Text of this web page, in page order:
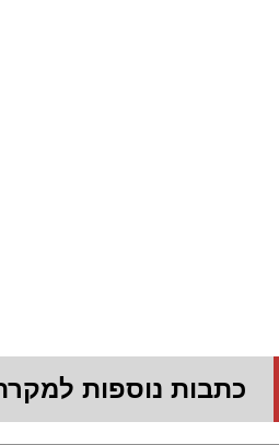
כתבות נוספות